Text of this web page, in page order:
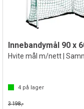
4 på lager
3 198,-